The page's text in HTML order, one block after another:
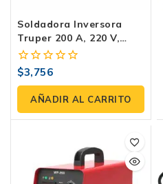
Soldadora Inversora
Truper 200 A, 220 V,
Electrodo Y TIG – SOIN-
200
0
fuera
5
$3,756
AÑADIR AL CARRITO